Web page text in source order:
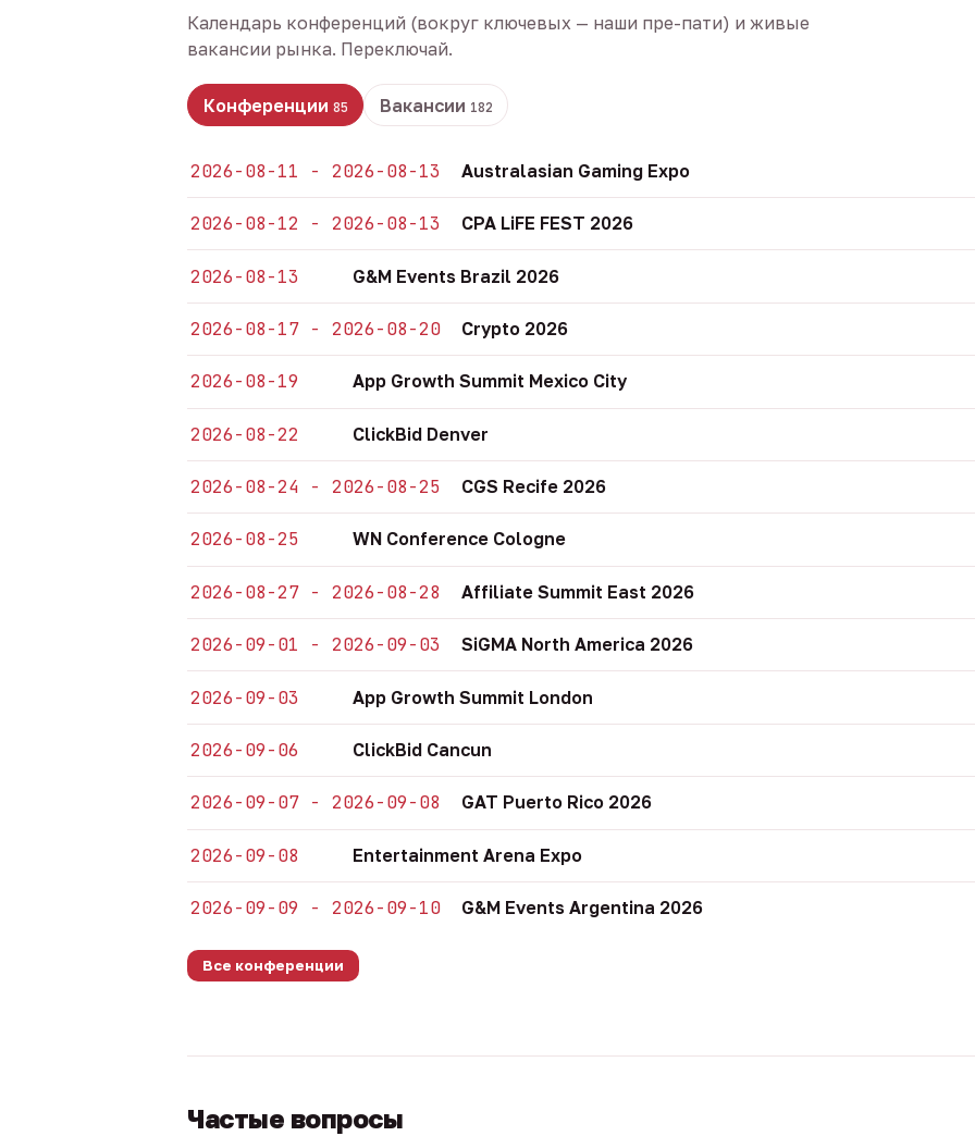
Календарь конференций (вокруг ключевых — наши пре-пати) и живые
вакансии рынка. Переключай.
Конференции 85 Вакансии 182
2026-08-11 - 2026-08-13 Australasian Gaming Expo
2026-08-12 - 2026-08-13 CPA LiFE FEST 2026
2026-08-13 G&M Events Brazil 2026
2026-08-17 - 2026-08-20 Crypto 2026
2026-08-19 App Growth Summit Mexico City
2026-08-22 ClickBid Denver
2026-08-24 - 2026-08-25 CGS Recife 2026
2026-08-25 WN Conference Cologne
2026-08-27 - 2026-08-28 Affiliate Summit East 2026
2026-09-01 - 2026-09-03 SiGMA North America 2026
2026-09-03 App Growth Summit London
2026-09-06 ClickBid Cancun
2026-09-07 - 2026-09-08 GAT Puerto Rico 2026
2026-09-08 Entertainment Arena Expo
2026-09-09 - 2026-09-10 G&M Events Argentina 2026
Все конференции
Частые вопросы